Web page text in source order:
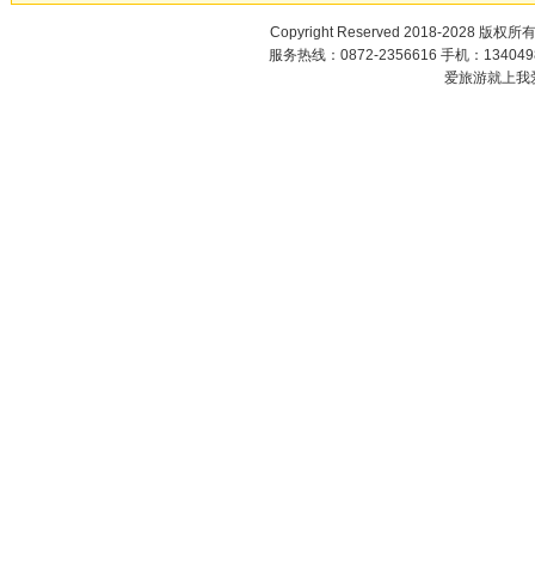
Copyright Reserved 2018-2028 版权所
服务热线：0872-2356616 手机：
爱旅游就上我